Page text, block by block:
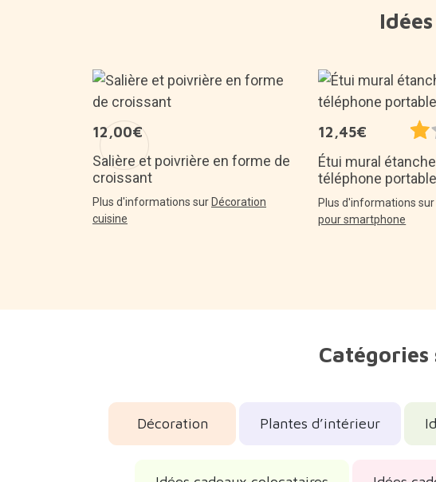
12,00€
Salière et poivrière en forme de
croissant
Plus d'informations sur Décoration
cuisine
12,45€
Étui mural
téléphone portable
Plus d'informations
pour smartphone
Décoration Plantes d’intérieur